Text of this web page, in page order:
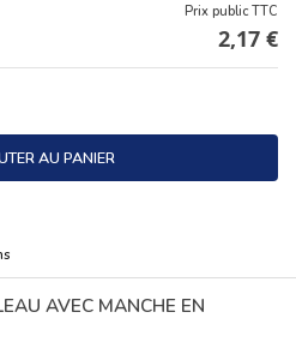
Prix public TTC
2,17 €
AU PANIER
AVEC MANCHE EN